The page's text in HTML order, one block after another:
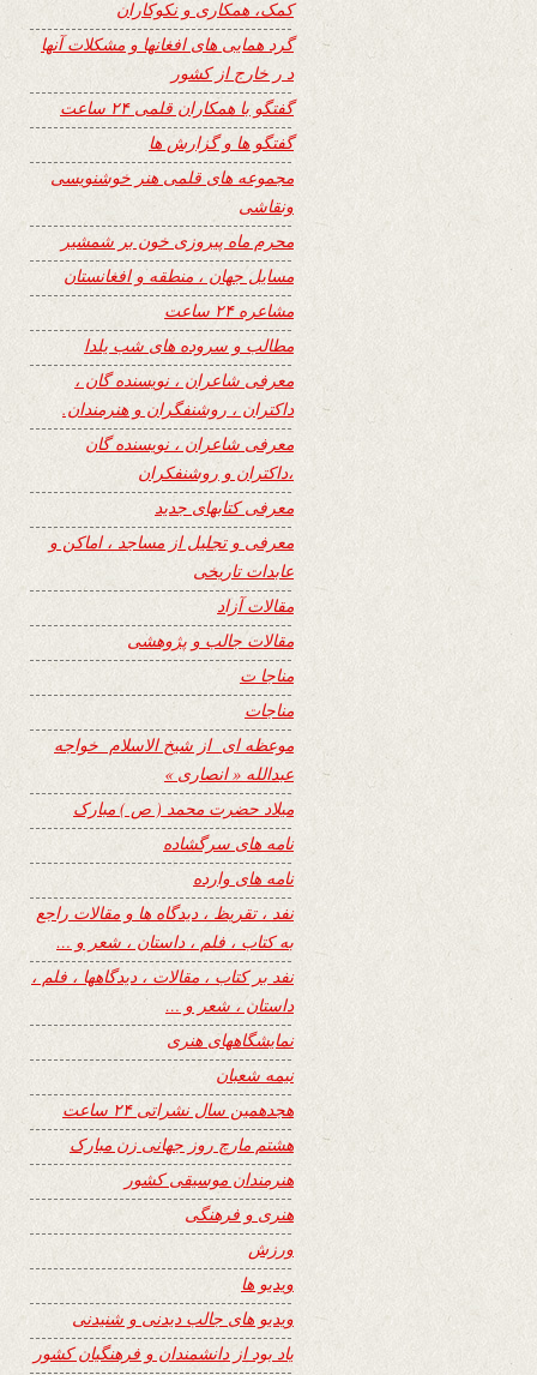
کمک، همکاری و نکوکاران
گرد همایی های افغانها و مشکلات آنها
د ر خارج از کشور
گفتگو با همکاران قلمی ۲۴ ساعت
گفتگو ها و گزارش ها
مجموعه های قلمی هنر خوشنویسی
ونقاشی
محرم ماه پیروزی خون بر شمشیر
مسایل جهان ، منطقه و افغانستان
مشاعره ۲۴ ساعت
مطالب و سروده های شب یلدا
معرفی شاعران ، نویسنده گان ،
داکتران ، روشنفگران و هنرمندان.
معرفی شاعران ، نویسنده گان
،داکتران و روشنفکران
معرفی کتابهای جدید
معرفی و تجلیل از مساجد ، اماکن و
عابدات تاریخی
مقالات آزاد
مقالات جالب و پژوهشی
مناجا ت
مناجات
موعظه ای از شیخ الاسلام خواجه
عبدالله « انصاری »
میلاد حضرت محمد ( ص ) مبارک
نامه های سرگشاده
نامه های وارده
نفد ، تقریظ ، دیدگاه ها و مقالات راجع
به کتاب ، فلم ، داستان ، شعر و …
نفد بر کتاب ، مقالات ، دیدگاهها ، فلم ،
داستان ، شعر و …
نمایشگاههای هنری
نیمه شعبان
هجدهمین سال نشراتی ۲۴ ساعت
هشتم مارچ روز جهانی زن مبارک
هنرمندان موسیقی کشور
هنری و فرهنگی
ورزش
ویدیو ها
ویدیو های جالب دیدنی و شنیدنی
یاد بود از دانشمندان و فرهنگیان کشور